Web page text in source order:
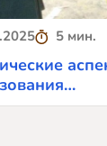
5 мин.